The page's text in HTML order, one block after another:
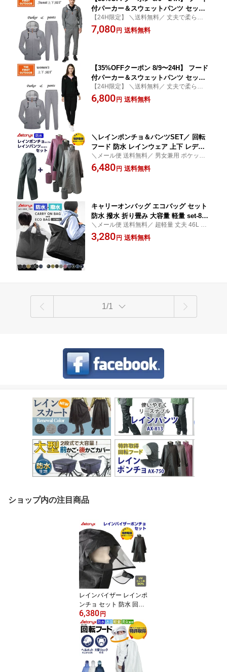
付パーカー＆スウェットパンツ セット s
et-692735 メンズ M-XXL スポーツ ウェ
ア ジャージ スウェット パンツ 毛玉で
【24H限定】 ＼送料無料／ 丈夫で柔らかい
生地で表面に毛玉ができにくい加工済 TFO
フード付パーカーとスウェットパンツの上
7,080円 送料無料
【35%OFFクーポン 8/9〜24H】 フード
付パーカー＆スウェットパンツ セット s
et-694735 レディース S-XL スポーツ ウ
ェア ジャージ スウェット パンツ 毛玉
【24H限定】 ＼送料無料／ 丈夫で柔らかい
生地で表面に毛玉ができにくい加工済 TFO
フード付パーカーとスウェットパンツの上
6,800円 送料無料
＼レインポンチョ＆パンツSET／ 回転
フード 防水 レインウェア 上下 レディ
ース メンズ set-750_813 レインポンチ
ョ レインコート レインウェア 自転車
＼メール便 送料無料／ 男女兼用 ポケット
付きレインポンチョ＆レインパンツ 防水 反
射帯で夜道が安心 回転フードで試合観戦の
6,480円 送料無料
キャリーオンバッグ エコバッグ セット
防水 撥水 折り畳み 大容量 軽量 set-800
_700 AB800 ae700 おしゃれ かわいい
トート ボストンバッグ コンパクト サブ
＼メール便 送料無料／ 超軽量 丈夫 46L 大
容量 コンパクト収納 キャリーオンバッグ
カラビナ付き エコバッグ BAG 買物 旅行 キ
3,280円 送料無料
1/1
ショップ内の注目商品
レインバイザー レインポ
ンチョ セット 防水 回転
フード レインコート 自
転車 顔 濡れ ない レイン
ウェア SET-002_750 自
転車 バイザー 透明 UVカ
ット90% 通勤 通学 雨具
バイク 雨よけ カッパ か
っぱ 梅雨 雨の日 曇り止
6,380円